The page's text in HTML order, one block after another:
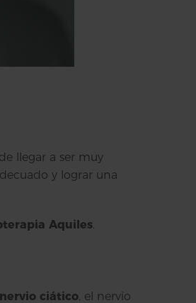
llegar a ser muy
y lograr una
Aquiles
ciático, el nervio